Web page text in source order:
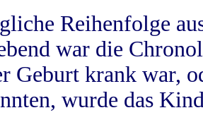
Reihenfolge
war die
Geburt krank war,
wurde das